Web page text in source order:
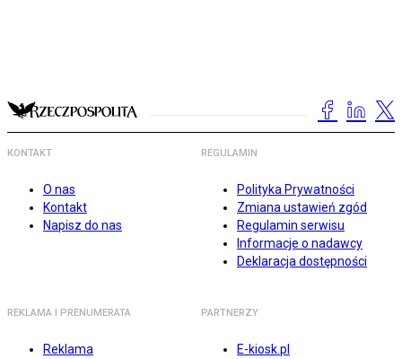
KONTAKT
O nas
Kontakt
Napisz do nas
REGULAMIN
Polityka Prywatności
Zmiana ustawień zgód
Regulamin serwisu
Informacje o nadawcy
Deklaracja dostępności
REKLAMA I PRENUMERATA
Reklama
PARTNERZY
E-kiosk.pl